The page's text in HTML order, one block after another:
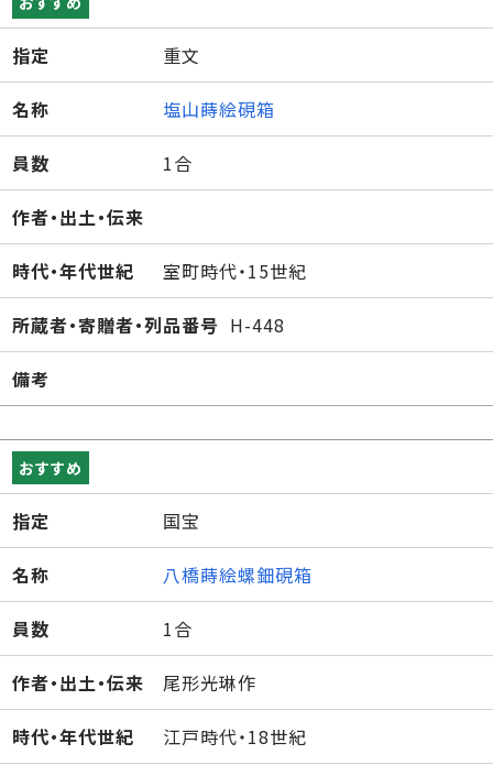
指定 重文
名称 塩山蒔絵硯箱
員数 1合
作者・出土・伝来
時代・年代世紀 室町時代・15世紀
所蔵者・寄贈者・列品番号 H-448
備考
おすすめ
指定 国宝
名称 八橋蒔絵螺鈿硯箱
員数 1合
作者・出土・伝来 尾形光琳作
時代・年代世紀 江戸時代・18世紀